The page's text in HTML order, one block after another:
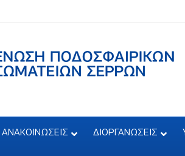
ΑΝΑΚΟΙΝΩΣΕΙΣ ΔΙΟΡΓΑΝΩΣΕΙΣ